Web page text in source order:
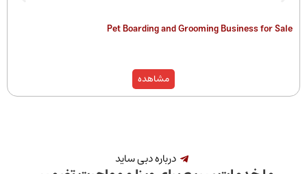
Pet Boarding and Grooming
درباره دبی ساید